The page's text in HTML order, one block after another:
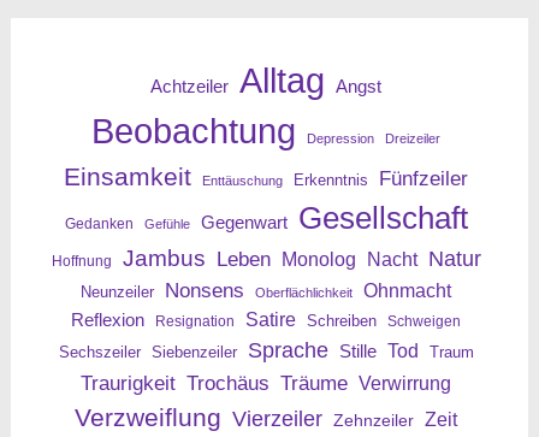
Achtzeiler Alltag Angst
Beobachtung Depression Dreizeiler
Einsamkeit Enttäuschung Erkenntnis Fünfzeiler
Gedanken Gefühle Gegenwart Gesellschaft
Hoffnung Jambus Leben Monolog Nacht Natur
Neunzeiler Nonsens Oberflächlichkeit
Ohnmacht
Reflexion
Resignation Satire Schreiben Schweigen
Sechszeiler Siebenzeiler Sprache Stille Tod Traum
Traurigkeit Trochäus Träume Verwirrung
Verzweiflung Vierzeiler Zehnzeiler Zeit